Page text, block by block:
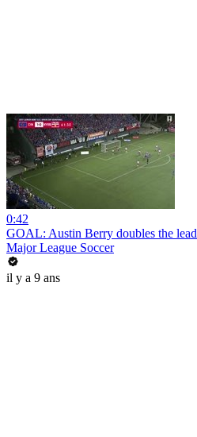
0:42
GOAL: Austin Berry doubles the lead
Major League Soccer
il y a 9 ans